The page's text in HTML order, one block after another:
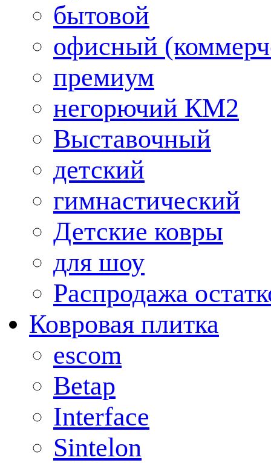
бытовой
офисный
премиум
негорючий КМ2
Выставочный
детский
гимнастический
Детские ковры
для шоу
Распродажа
Ковровая плитка
escom
Betap
Interface
Sintelon